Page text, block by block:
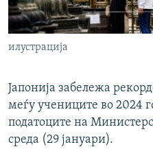
РСЕ веб страници
илустрација
Јапонија забележа
меѓу учениците во 2024
податоците на
среда (29 јануари).